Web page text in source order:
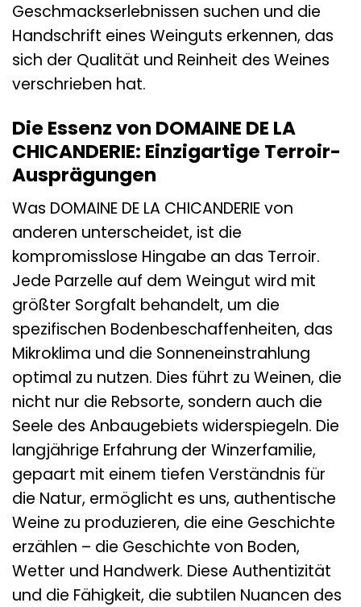
Geschmackserlebnissen suchen und die
Handschrift eines Weinguts erkennen, das
sich der Qualität und Reinheit des Weines
verschrieben hat.
Die Essenz von DOMAINE DE LA
CHICANDERIE: Einzigartige Terroir-
Ausprägungen
Was DOMAINE DE LA CHICANDERIE von
anderen unterscheidet, ist die
kompromisslose Hingabe an das Terroir.
Jede Parzelle auf dem Weingut wird mit
größter Sorgfalt behandelt, um die
spezifischen Bodenbeschaffenheiten, das
Mikroklima und die Sonneneinstrahlung
optimal zu nutzen. Dies führt zu Weinen, die
nicht nur die Rebsorte, sondern auch die
Seele des Anbaugebiets widerspiegeln. Die
langjährige Erfahrung der Winzerfamilie,
gepaart mit einem tiefen Verständnis für
die Natur, ermöglicht es uns, authentische
Weine zu produzieren, die eine Geschichte
erzählen – die Geschichte von Boden,
Wetter und Handwerk. Diese Authentizität
und die Fähigkeit, die subtilen Nuancen des